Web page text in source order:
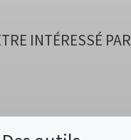
INTÉRESSÉ PAR